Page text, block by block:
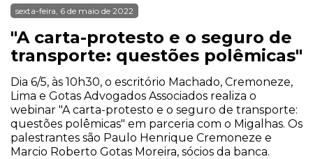
sexta-feira, 6 de maio de 2022
"A carta-protesto e o seguro de
transporte: questões polêmicas"
Dia 6/5, às 10h30, o escritório Machado, Cremoneze,
Lima e Gotas Advogados Associados realiza o
webinar "A carta-protesto e o seguro de transporte:
questões polêmicas" em parceria com o Migalhas. Os
palestrantes são Paulo Henrique Cremoneze e
Marcio Roberto Gotas Moreira, sócios da banca.